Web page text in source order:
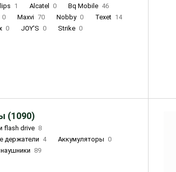
1 Alcatel 0 Bq Mobile 46
0 Maxvi 70 Nobby 0 Texet 14
0 JOY'S 0 Strike 0
(1090)
flash drive 8
держатели
4 Аккумуляторы 0
89